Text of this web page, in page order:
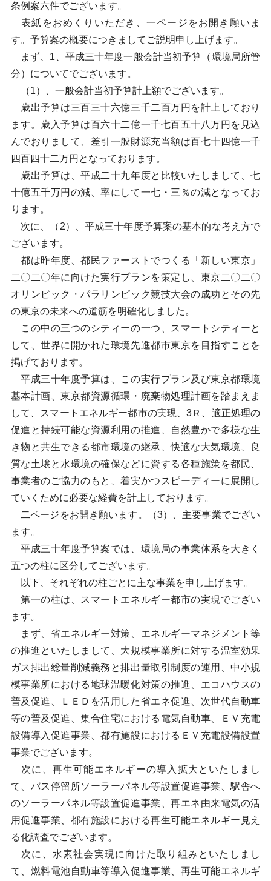
条例案六件でございます。
表紙をおめくりいただき、一ページをお開き願いま
す。予算案の概要につきましてご説明申し上げます。
まず、1、平成三十年度一般会計当初予算（環境局所管
分）についてでございます。
（1）、一般会計当初予算計上額でございます。
歳出予算は三百三十六億三千二百万円を計上しており
ます。歳入予算は百六十二億一千七百五十八万円を見込
んでおりまして、差引一般財源充当額は百七十四億一千
四百四十二万円となっております。
歳出予算は、平成二十九年度と比較いたしまして、七
十億五千万円の減、率にして一七・三％の減となってお
ります。
次に、（2）、平成三十年度予算案の基本的な考え方で
ございます。
都は昨年度、都民ファーストでつくる「新しい東京」
二〇二〇年に向けた実行プランを策定し、東京二〇二〇
オリンピック・パラリンピック競技大会の成功とその先
の東京の未来への道筋を明確化しました。
この中の三つのシティーの一つ、スマートシティーと
して、世界に開かれた環境先進都市東京を目指すことを
掲げております。
平成三十年度予算は、この実行プラン及び東京都環境
基本計画、東京都資源循環・廃棄物処理計画を踏まえま
して、スマートエネルギー都市の実現、3Ｒ、適正処理の
促進と持続可能な資源利用の推進、自然豊かで多様な生
き物と共生できる都市環境の継承、快適な大気環境、良
質な土壌と水環境の確保などに資する各種施策を都民、
事業者のご協力のもと、着実かつスピーディーに展開し
ていくために必要な経費を計上しております。
二ページをお開き願います。（3）、主要事業でござい
ます。
平成三十年度予算案では、環境局の事業体系を大きく
五つの柱に区分してございます。
以下、それぞれの柱ごとに主な事業を申し上げます。
第一の柱は、スマートエネルギー都市の実現でござい
ます。
まず、省エネルギー対策、エネルギーマネジメント等
の推進といたしまして、大規模事業所に対する温室効果
ガス排出総量削減義務と排出量取引制度の運用、中小規
模事業所における地球温暖化対策の推進、エコハウスの
普及促進、ＬＥＤを活用した省エネ促進、次世代自動車
等の普及促進、集合住宅における電気自動車、ＥＶ充電
設備導入促進事業、都有施設におけるＥＶ充電設備設置
事業でございます。
次に、再生可能エネルギーの導入拡大といたしまし
て、バス停留所ソーラーパネル等設置促進事業、駅舎へ
のソーラーパネル等設置促進事業、再エネ由来電気の活
用促進事業、都有施設における再生可能エネルギー見え
る化調査でございます。
次に、水素社会実現に向けた取り組みといたしまし
て、燃料電池自動車等導入促進事業、再生可能エネルギ